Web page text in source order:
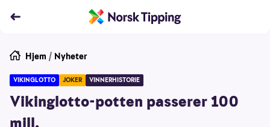
Hjem / Nyheter
VIKINGLOTTO JOKER VINNERHISTORIE
Vikinglotto-potten passerer 100